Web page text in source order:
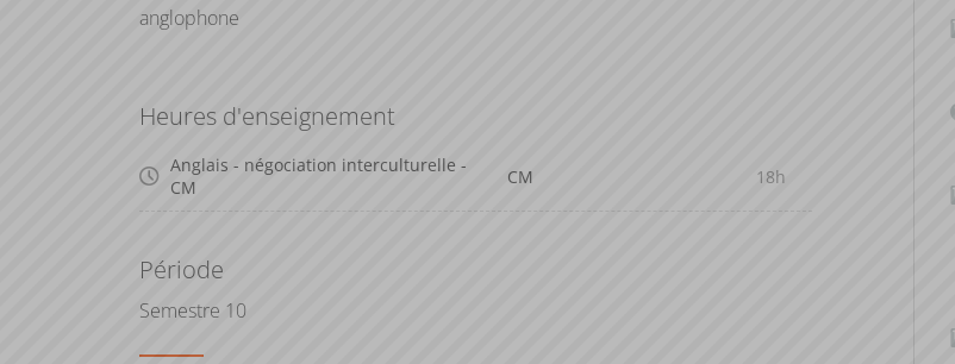
anglophone
Heures d'enseignement
Anglais - négociation interculturelle -
CM
CM 18h
Période
Semestre 10